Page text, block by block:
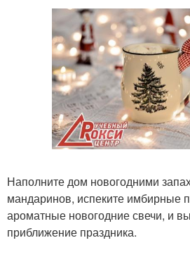
Наполните дом новогодними
мандаринов, испеките имбирные
ароматные новогодние свечи, и
приближение праздника.